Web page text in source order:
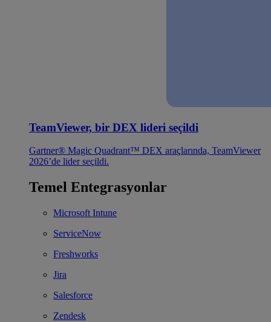
TeamViewer, bir DEX lideri seçildi
Gartner® Magic Quadrant™ DEX araçlarında, TeamViewer
2026’de lider seçildi.
Temel Entegrasyonlar
Microsoft Intune
ServiceNow
Freshworks
Jira
Salesforce
Zendesk